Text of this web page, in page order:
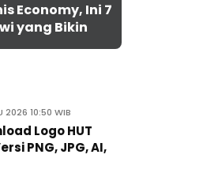
Economy, Ini 7
yang Bikin
2026 10:50 WIB
Logo HUT
PNG, JPG, AI,